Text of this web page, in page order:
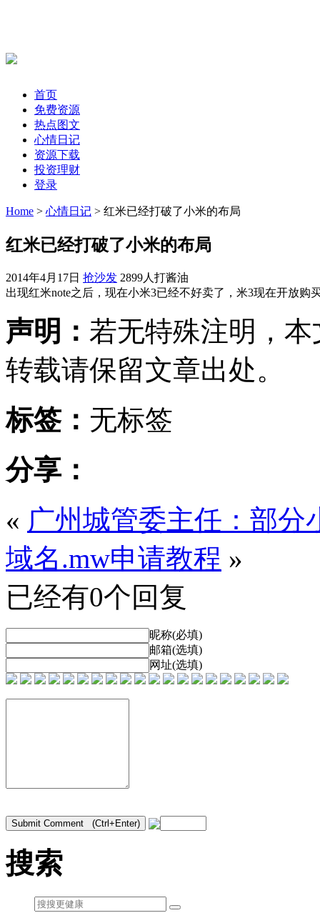
首页
免费资源
热点图文
心情日记
资源下载
投资理财
登录
Home > 心情日记 > 红米已经打破了小米的布局
红米已经打破了小米的布局
2014年4月17日 抢沙发 2899人打酱油
出现红米note之后，现在小米3已经不好卖了，米3现在开放
声明： 若无特殊注明，
转载请保留文章出处。
标签： 无标签
分享：
« 广州城管委主任：部分
域名.mw申请教程 »
已经有0个回复
昵称(必填)
邮箱(选填)
网址(选填)
搜索